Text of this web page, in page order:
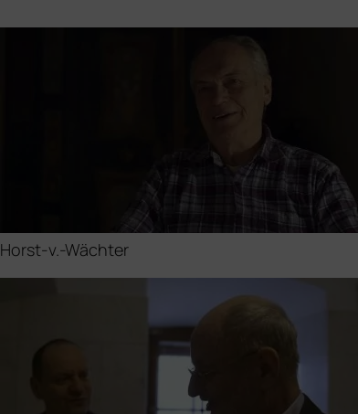
Horst‑v.-Wächter